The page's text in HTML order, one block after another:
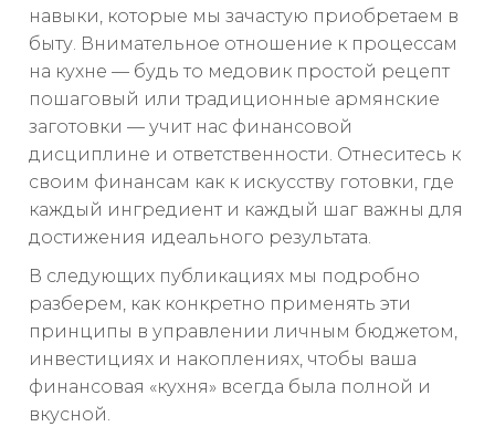
навыки, которые мы зачастую приобретаем в
быту. Внимательное отношение к процессам
на кухне — будь то медовик простой рецепт
пошаговый или традиционные армянские
заготовки — учит нас финансовой
дисциплине и ответственности. Отнеситесь к
своим финансам как к искусству готовки, где
каждый ингредиент и каждый шаг важны для
достижения идеального результата.
В следующих публикациях мы подробно
разберем, как конкретно применять эти
принципы в управлении личным бюджетом,
инвестициях и накоплениях, чтобы ваша
финансовая «кухня» всегда была полной и
вкусной.